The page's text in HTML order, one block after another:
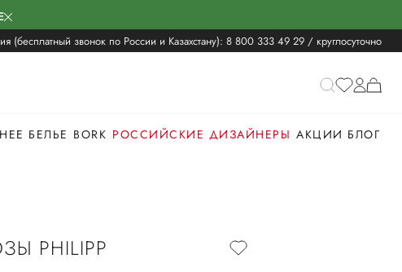
(бесплатный звонок по России и Казахстану): 8 800 333 49 29 / круглосуточно
БЕЛЬЕ BORK РОССИЙСКИЕ ДИЗАЙНЕРЫ АКЦИИ БЛОГ
PHILIPP